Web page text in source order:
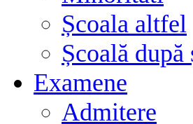
Școala altfel
Școală după
Examene
Admitere